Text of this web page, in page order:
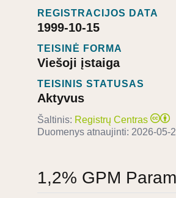
REGISTRACIJOS DATA
1999-10-15
TEISINĖ FORMA
Viešoji įstaiga
TEISINIS STATUSAS
Aktyvus
Šaltinis: Registrų Centras
Duomenys atnaujinti: 2026-05-
1,2% GPM